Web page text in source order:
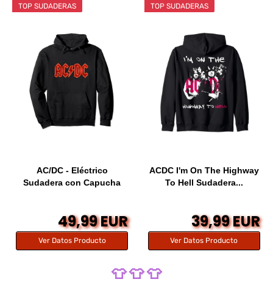
TOP SUDADERAS
AC/DC - Eléctrico
Sudadera con Capucha
49,99 EUR
Ver Datos Producto
TOP SUDADERAS
ACDC I'm On The Highway
To Hell Sudadera...
39,99 EUR
Ver Datos Producto
👕 👕 👕